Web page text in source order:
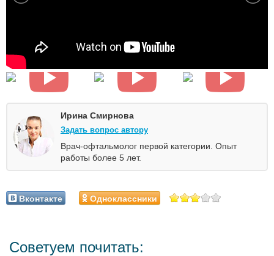
Ирина Смирнова
Задать вопрос автору
Врач-офтальмолог первой категории. Опыт
работы более 5 лет.
Вконтакте Одноклассники
Советуем почитать: